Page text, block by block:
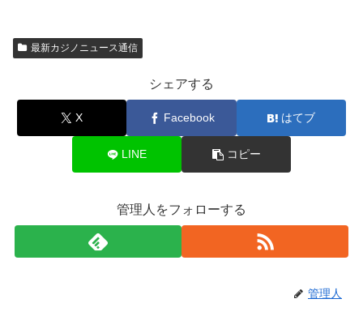
最新カジノニュース通信
シェアする
X Facebook はてブ
LINE コピー
管理人をフォローする
管理人